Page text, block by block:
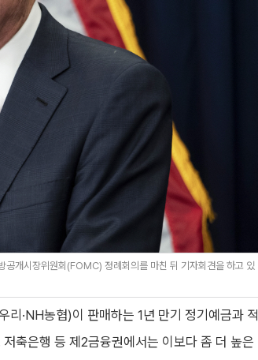
개시장위원회(FOMC) 정례회의를 마친 뒤 기자회견을 하고 있
리·NH농협)이 판매하는 1년 만기 정기예금과 적
축은행 등 제2금융권에서는 이보다 좀 더 높은